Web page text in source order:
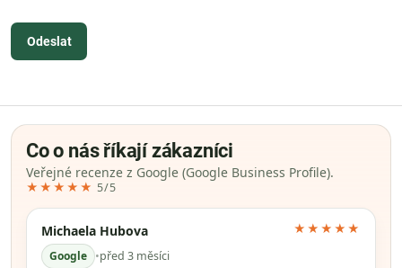
Odeslat
Co o nás říkají zákazníci
Veřejné recenze z Google (Google Business Profile).
★★★★★ 5/5
Michaela Hubova
Google •před 3 měsíci
★★★★★